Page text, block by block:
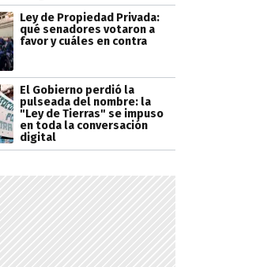
Ley de Propiedad Privada:
qué senadores votaron a
favor y cuáles en contra
El Gobierno perdió la
pulseada del nombre: la
"Ley de Tierras" se impuso
en toda la conversación
digital